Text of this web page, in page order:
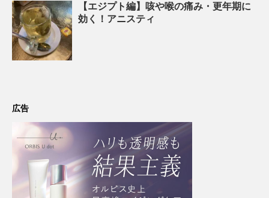
【エジプト編】咳や喉の痛み・更年期に
効く！アニスティ
広告